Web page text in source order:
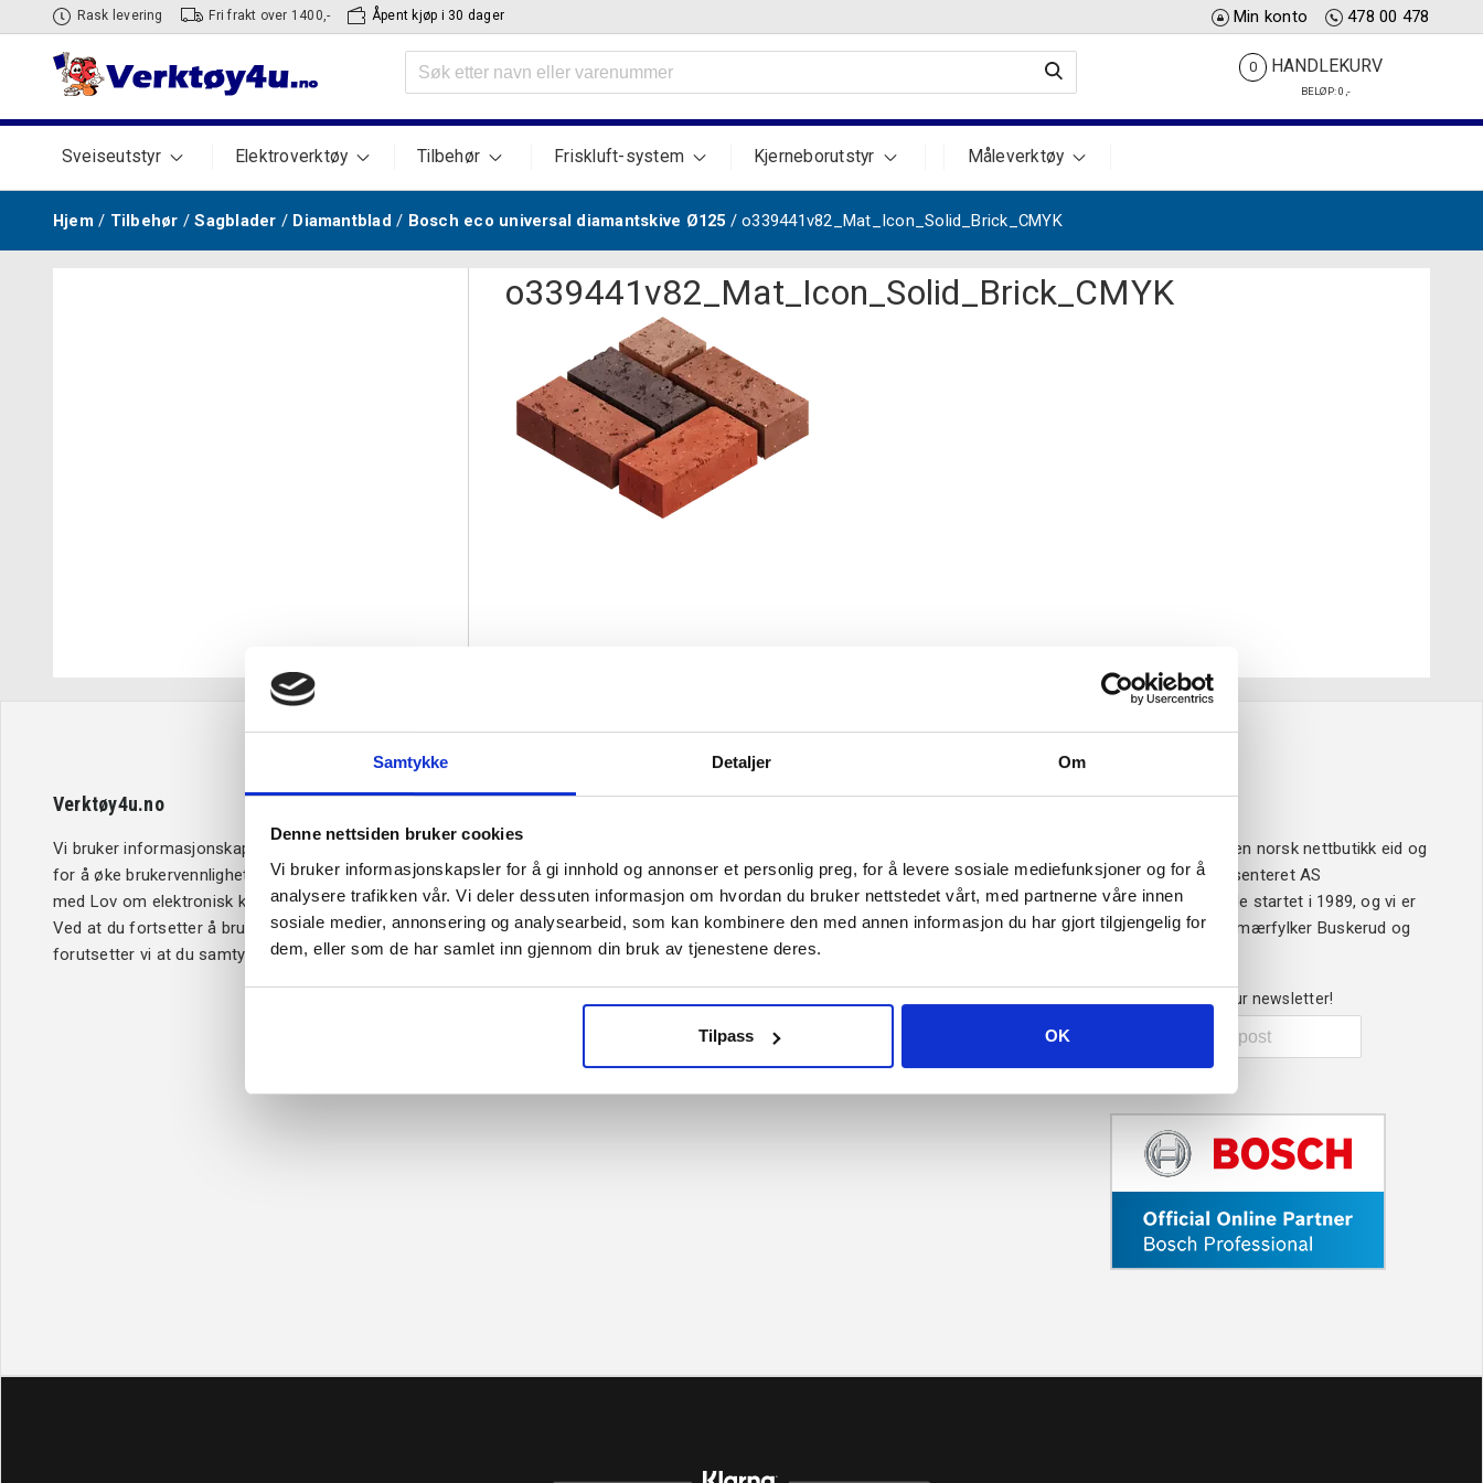
Samtykke Detaljer Om
Denne nettsiden bruker cookies
Vi bruker informasjonskapsler for å gi innhold og annonser et personlig preg, for å levere sosiale mediefunksjoner og for å
analysere trafikken vår. Vi deler dessuten informasjon om hvordan du bruker nettstedet vårt, med partnerne våre innen
sosiale medier, annonsering og analysearbeid, som kan kombinere den med annen informasjon du har gjort tilgjengelig for
dem, eller som de har samlet inn gjennom din bruk av tjenestene deres.
Tilpass OK
til
innhold
Rask levering Fri frakt over 1400,- Åpent kjøp i 30 dager Min konto 478 00 478
Søk
etter:
0 HANDLEKURV
BELØP:0 ,-
Sveiseutstyr Elektroverktøy Tilbehør Friskluft-system Kjerneborutstyr Måleverktøy
Hjem / Tilbehør /Sagblader / Diamantblad / Bosch eco universal diamantskive Ø125 / o339441v82_Mat_Icon_Solid_Brick_CMYK
o339441v82_Mat_Icon_Solid_Brick_CMYK
Verktøy4u.no
Vi bruker informasjonskapsler (cookies)
for å øke brukervennligheten i samsvar
med Lov om elektronisk kommunikasjon.
Ved at du fortsetter å bruke Verktøy4u.no,
forutsetter vi at du samtykker til dette.
Kundeservice
Betaling
Kjøpsbetingelser
Leveringsinformasjon
Reklamasjon
Informasjon
Merker
Informasjon om cookies
Min konto
Om oss
Verktøy4u.no er en norsk nettbutikk eid og
drevet av Sveisesenteret AS
Sveisesenteret ble startet i 1989, og vi er
ledende i våre primærfylker Buskerud og
Sign up for our newsletter!